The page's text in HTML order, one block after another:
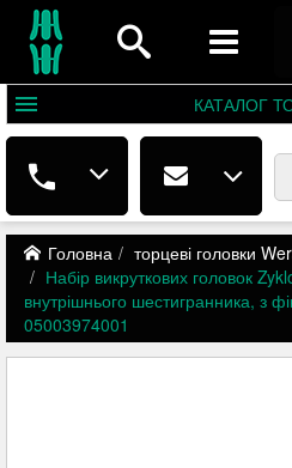
КАТАЛОГ
Головна
торцеві головки
Набір викруткових головок
внутрішнього шестигранника, з
05003974001